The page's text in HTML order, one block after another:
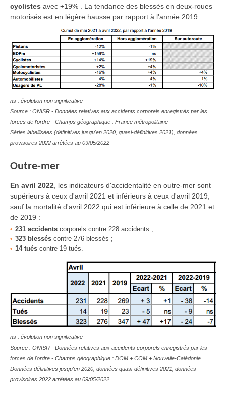
cyclistes avec +19% . La tendance des blessés en deux-roues
motorisés est en légère hausse par rapport à l'année 2019.
ns : évolution non significative
Source : ONISR - Données relatives aux accidents corporels enregistrés par les
forces de l'ordre - Champs géographique : France métropolitaine
Séries labellisées (définitives jusqu'en 2020, quasi-définitives 2021), données
provisoires 2022 arrêtées au 09/05/2022
Outre-mer
En avril 2022, les indicateurs d'accidentalité en outre-mer sont
supérieurs à ceux d'avril 2021 et inférieurs à ceux d'avril 2019,
sauf la mortalité d'avril 2022 qui est inférieure à celle de 2021 et
de 2019 :
231 accidents corporels contre 228 accidents ;
323 blessés contre 276 blessés ;
14 tués contre 19 tués.
ns : évolution non significative
Source : ONISR - Données relatives aux accidents corporels enregistrés par les
forces de l'ordre - Champs géographique : DOM + COM + Nouvelle-Calédonie
Données définitives jusqu'en 2020, données quasi-définitives 2021, données
provisoires 2022 arrêtées au 09/05/2022